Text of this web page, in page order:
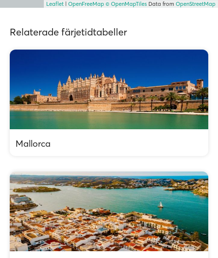
Leaflet OpenFreeMap © OpenMapTiles Data from OpenStreetMap
Relaterade färjetidtabeller
Mallorca